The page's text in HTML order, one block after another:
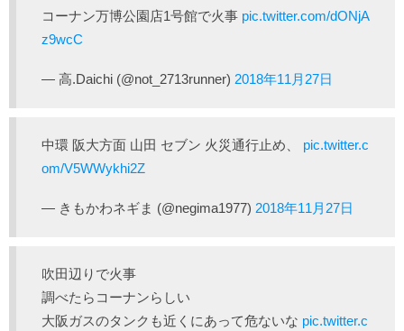
コーナン万博公園店1号館で火事 pic.twitter.com/dONjA
z9wcC
— 高.Daichi (@not_2713runner) 2018年11月27日
中環 阪大方面 山田 セブン 火災通行止め、 pic.twitter.c
om/V5WWykhi2Z
— きもかわネギま (@negima1977) 2018年11月27日
吹田辺りで火事
調べたらコーナンらしい
大阪ガスのタンクも近くにあって危ないな pic.twitter.c